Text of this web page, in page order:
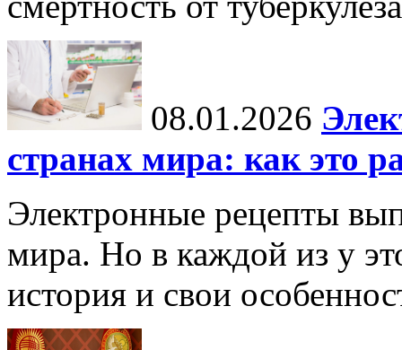
08.01.2026
странах мира: как это
Электронные рецепты
мира. Но в каждой из у
история и свои